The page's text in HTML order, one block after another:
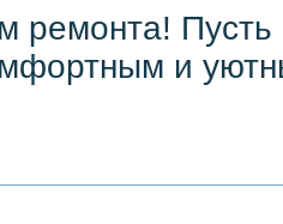
ремонта!
и